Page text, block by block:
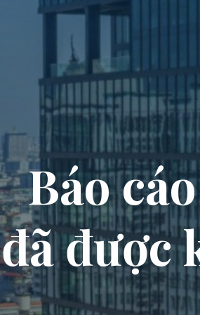
Báocáo
đãđược